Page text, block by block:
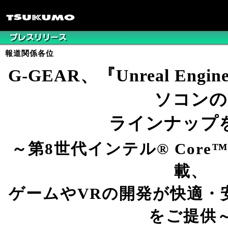
G-GEAR、『Unreal
ソコンの
ラインナップ
～第8世代インテル®
載、
ゲームやVRの開発が快適・
をご提供
報道関係各位